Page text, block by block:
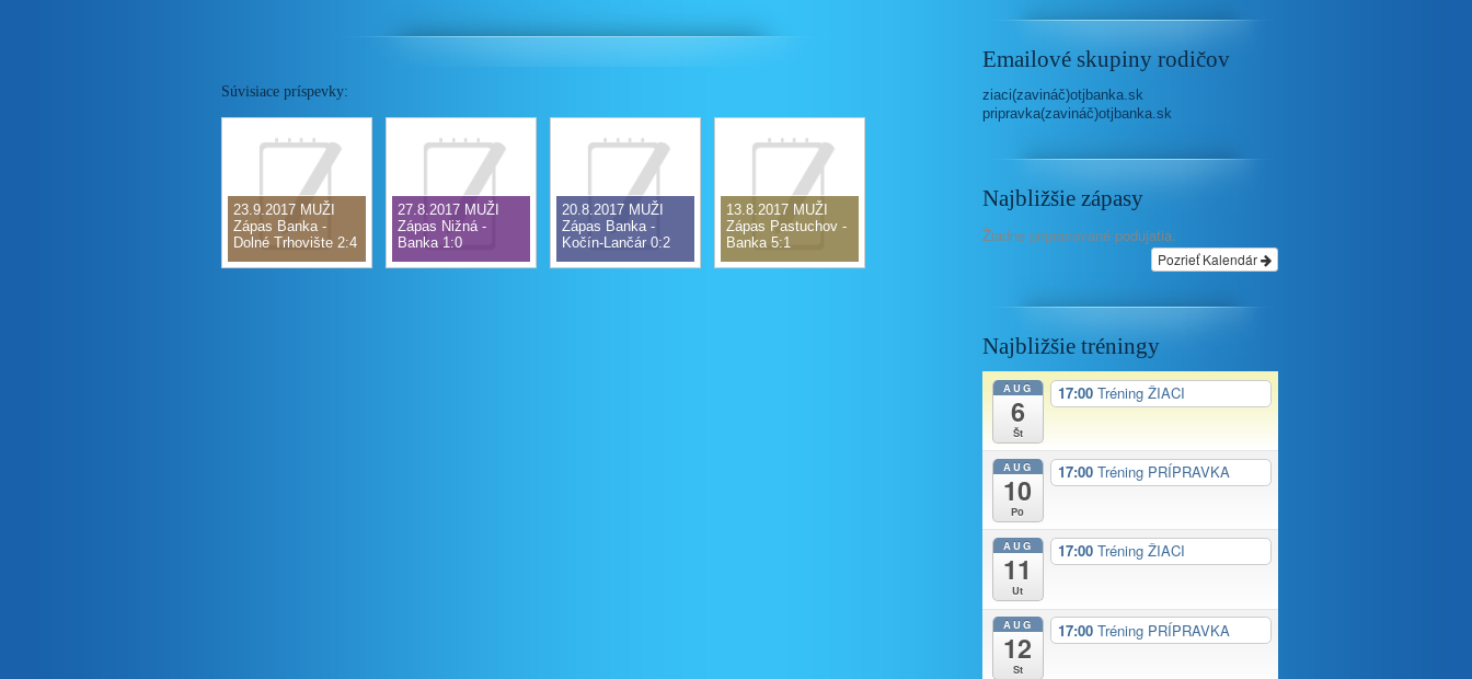
Emailové skupiny rodičov
ziaci(zavináč)otjbanka.sk
pripravka(zavináč)otjbanka.sk
Najbližšie zápasy
Žiadne pripravované podujatia.
Pozrieť Kalendár
Najbližšie tréningy
AUG
6
Št
17:00 Tréning ŽIACI
AUG
10
Po
17:00 Tréning PRÍPRAVKA
AUG
11
Ut
17:00 Tréning ŽIACI
AUG
12
St
17:00 Tréning PRÍPRAVKA
Súvisiace príspevky:
23.9.2017 MUŽI
Zápas Banka -
Dolné Trhovište 2:4
27.8.2017 MUŽI
Zápas Nižná -
Banka 1:0
20.8.2017 MUŽI
Zápas Banka -
Kočín-Lančár 0:2
13.8.2017 MUŽI
Zápas Pastuchov -
Banka 5:1